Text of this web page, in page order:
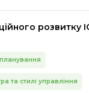
розвитку
планування
та стилі управління